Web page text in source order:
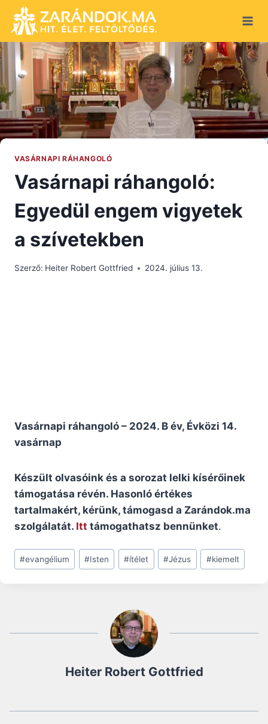
content
VASÁRNAPI RÁHANGOLÓ
Vasárnapi ráhangoló:
Egyedül engem vigyetek
a szívetekben
Szerző: Heiter Robert Gottfried 2024. július 13.
Vasárnapi ráhangoló – 2024. B év, Évközi 14.
vasárnap
Készült olvasóink és a sorozat lelki kísérőinek
támogatása révén. Hasonló értékes
tartalmakért, kérünk, támogasd a Zarándok.ma
szolgálatát. Itt támogathatsz bennünket.
Post
Tags:
#evangélium #Isten #ítélet #Jézus #kiemelt
Heiter Robert Gottfried